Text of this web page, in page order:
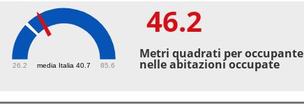
media Italia 40.7
26.2 85.6
46.2
Metri quadrati per occupante
nelle abitazioni occupate